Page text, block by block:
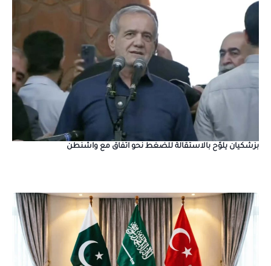
بزشكيان يلوّح بالاستقالة للضغط نحو اتفاق مع واشنطن